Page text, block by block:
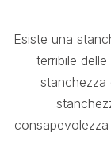
Esiste una
terribile
stanchezza